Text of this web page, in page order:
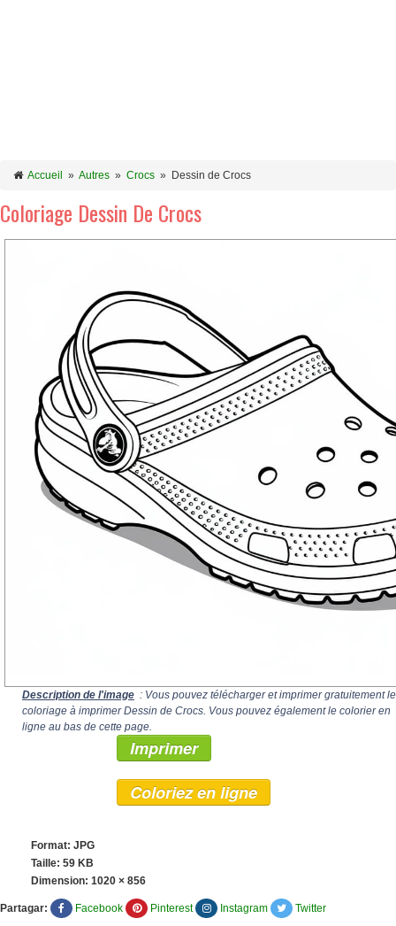
Accueil » Autres » Crocs » Dessin de Crocs
Coloriage Dessin De Crocs
Description de l'image : Vous pouvez télécharger et imprimer gratuitement le
coloriage à imprimer Dessin de Crocs. Vous pouvez également le colorier en
ligne au bas de cette page.
Imprimer
Coloriez en ligne
Format: JPG
Taille: 59 KB
Dimension: 1020 × 856
Partagar: Facebook Pinterest Instagram Twitter